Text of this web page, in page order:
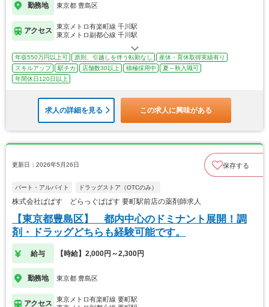
勤務地 東京都 豊島区
アクセス
東京メトロ有楽町線 千川駅
東京メトロ副都心線 千川駅
年収550万円以上可 原則、引越しを伴う転勤なし
産休・育休取得実績有り
スキルアップ
駅チカ 店舗数30以上 積極採用中
夏～秋入職可
年間休日120日以上
求人の詳細を見る この求人に興味がある
更新日：2026年5月26日 保存する
パート・アルバイト ドラッグストア（OTCのみ）
株式会社ぱぱす どらっぐぱぱす 要町駅前店の薬剤師求人
【東京都豊島区】 都内中心のドミナント展開！調
剤・ドラッグどちらも経験可能です。
給与 【時給】2,000円～2,300円
勤務地 東京都 豊島区
アクセス
東京メトロ有楽町線 要町駅